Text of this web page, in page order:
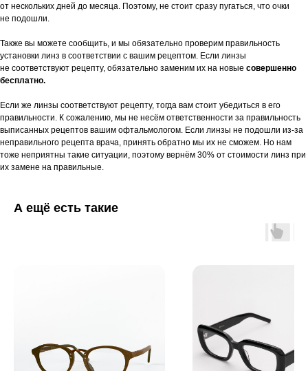
от нескольких дней до месяца. Поэтому, не стоит сразу пугаться, что очки
не подошли.
Также вы можете сообщить, и мы обязательно проверим правильность
установки линз в соответствии с вашим рецептом. Если линзы
не соответствуют рецепту, обязательно заменим их на новые совершенно
бесплатно.
Если же линзы соответствуют рецепту, тогда вам стоит убедиться в его
правильности. К сожалению, мы не несём ответственности за правильность
выписанных рецептов вашим офтальмологом. Если линзы не подошли из-за
неправильного рецепта врача, принять обратно мы их не сможем. Но нам
тоже неприятны такие ситуации, поэтому вернём 30% от стоимости линз при
их замене на правильные.
А ещё есть такие